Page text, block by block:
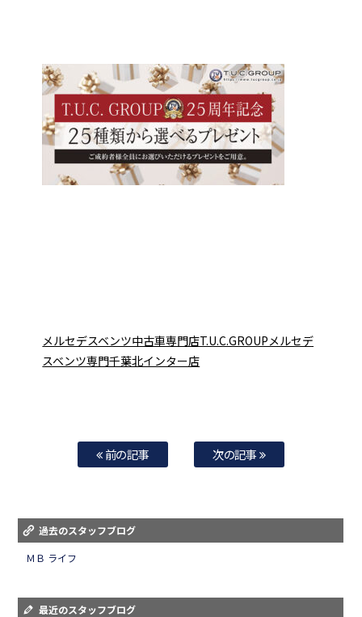
メルセデスベンツ中古車専門店T.U.C.GROUPメルセデ
スベンツ専門千葉北インター店
前の記事 次の記事
過去のスタッフブログ
ＭＢ ライフ
最近のスタッフブログ